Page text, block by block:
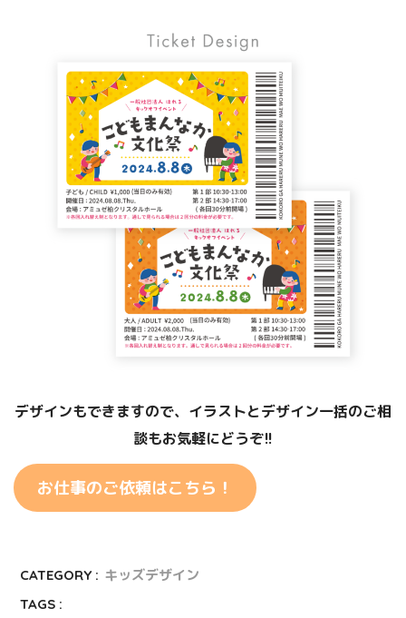
デザインもできますので、イラストとデザイン一括のご相
談もお気軽にどうぞ!!
お仕事のご依頼はこちら！
CATEGORY : キッズデザイン
TAGS :